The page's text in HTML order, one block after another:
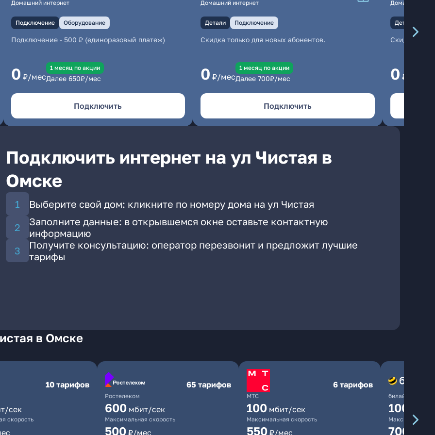
Домашний интернет
Подключение Оборудование
Подключение- 500 ₽ (единоразовый платеж)
0 ₽/мес
1 месяц по акции
Далее 650₽/мес
Подключить
Домашний интернет
Детали Подключение
Скидка только для новых абонентов.
0 ₽/мес
1 месяц по акции
Далее 700₽/мес
Подключить
Домашний
Детали
Скидка
0 ₽/мес
Подключить интернет на ул Чистая в
Омске
Выберите свой дом: кликните по номеру дома на ул Чистая
Заполните данные: в открывшемся окне оставьте контактную
информацию
Получите консультацию: оператор перезвонит и предложит лучшие
тарифы
в Омске
10 тарифов
сек
скорость
Ростелеком
65 тарифов
600 мбит/сек
Максимальная скорость
500 ₽/мес
МТС
6 тарифов
100 мбит/сек
Максимальная скорость
550 ₽/мес
билайн
1000
Максимальная
700